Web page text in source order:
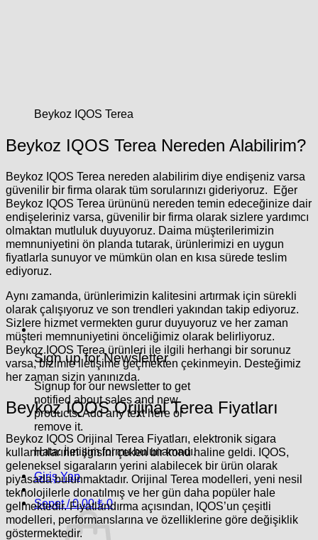
Sign up for Newsletter
Signup for our newsletter to get
notified about sales and new
products. Add any text here or
remove it.
Hata:İletişim formu bulunamadı.
Giriş Yap
Sepet /0.00₺ 0
Beykoz IQOS Terea
Beykoz IQOS Terea Nereden Alabilirim?
Beykoz IQOS Terea nereden alabilirim diye endişeniz varsa
güvenilir bir firma olarak tüm sorularınızı gideriyoruz. Eğer
Beykoz IQOS Terea ürününü nereden temin edeceğinize dair
endişeleriniz varsa, güvenilir bir firma olarak sizlere yardımcı
olmaktan mutluluk duyuyoruz. Daima müşterilerimizin
memnuniyetini ön planda tutarak, ürünlerimizi en uygun
fiyatlarla sunuyor ve mümkün olan en kısa sürede teslim
ediyoruz.
Aynı zamanda, ürünlerimizin kalitesini artırmak için sürekli
olarak çalışıyoruz ve son trendleri yakından takip ediyoruz.
Sizlere hizmet vermekten gurur duyuyoruz ve her zaman
müşteri memnuniyetini önceliğimiz olarak belirliyoruz.
Beykoz IQOS Terea ürünleri ile ilgili herhangi bir sorunuz
varsa, bizimle iletişime geçmekten çekinmeyin. Desteğimiz
her zaman sizin yanınızda.
Beykoz IQOS Orijinal Terea Fiyatları
Beykoz IQOS Orijinal Terea Fiyatları, elektronik sigara
kullanıcılarının ilgisini çeken bir konu haline geldi. IQOS,
geleneksel sigaraların yerini alabilecek bir ürün olarak
piyasada bulunmaktadır. Orijinal Terea modelleri, yeni nesil
teknolojilerle donatılmış ve her gün daha popüler hale
gelmektedir. Fiyatlandırma açısından, IQOS’un çeşitli
modelleri, performanslarına ve özelliklerine göre değişiklik
göstermektedir.